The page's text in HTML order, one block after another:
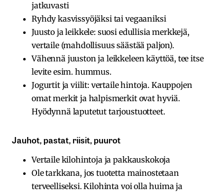
jatkuvasti
Ryhdy kasvissyöjäksi tai vegaaniksi
Juusto ja leikkele: suosi edullisia merkkejä,
vertaile (mahdollisuus säästää paljon).
Vähennä juuston ja leikkeleen käyttöä, tee itse
levite esim. hummus.
Jogurtit ja viilit: vertaile hintoja. Kauppojen
omat merkit ja halpismerkit ovat hyviä.
Hyödynnä laputetut tarjoustuotteet.
Jauhot, pastat, riisit, puurot
Vertaile kilohintoja ja pakkauskokoja
Ole tarkkana, jos tuotetta mainostetaan
terveelliseksi. Kilohinta voi olla huima ja